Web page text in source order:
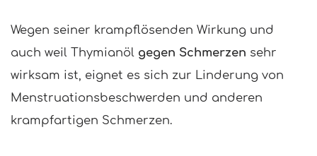
Wegen seiner krampflösenden Wirkung und
auch weil Thymianöl gegen Schmerzen sehr
wirksam ist, eignet es sich zur Linderung von
Menstruationsbeschwerden und anderen
krampfartigen Schmerzen.